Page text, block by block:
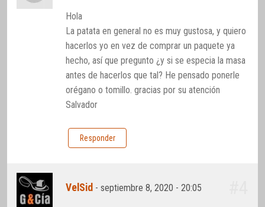
Hola
La patata en general no es muy gustosa, y quiero
hacerlos yo en vez de comprar un paquete ya
hecho, así que pregunto ¿y si se especia la masa
antes de hacerlos que tal? He pensado ponerle
orégano o tomillo. gracias por su atención
Salvador
Responder
VelSid -septiembre 8, 2020 - 20:05